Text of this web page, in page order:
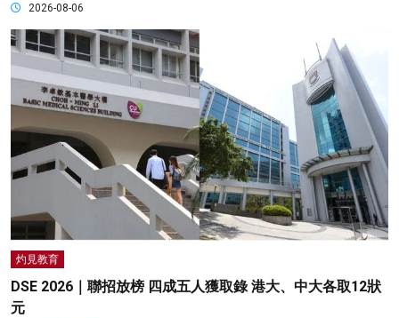
2026-08-06
灼見教育
DSE 2026｜聯招放榜 四成五人獲取錄 港大、中大各取12狀
元